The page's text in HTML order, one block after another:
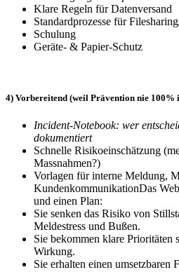
Klare Regeln für Datenversand
Standardprozesse für
Schulung
Geräte- & Papier-Schutz
4) Vorbereitend (weil Prävention nie 100%
Incident-Notebook: wer
dokumentiert
Schnelle Risikoeinschätzung
Massnahmen?)
Vorlagen für interne Meldung,
KundenkommunikationDas
und einen Plan:
Sie senken das Risiko von
Meldestress und Bußen.
Sie bekommen klare Prioritäten
Wirkung.
Sie erhalten einen umsetzbaren